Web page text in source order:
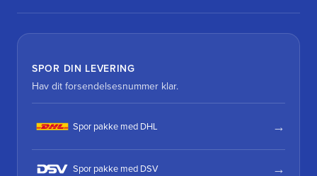
SPOR DIN LEVERING
Hav dit forsendelsesnummer klar.
Spor pakke med DHL
Spor pakke med DSV